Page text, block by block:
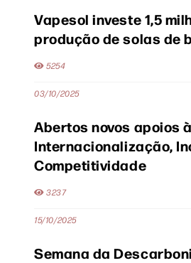
Vapesol investe 1,5
produção de solas de
5254
03/10/2025
Abertos novos apoios à
Internacionalização,
Competitividade
3237
15/10/2025
Semana da